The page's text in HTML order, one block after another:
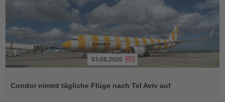
die
03.08.2026
Condor nimmt tägliche Flüge nach Tel Aviv auf